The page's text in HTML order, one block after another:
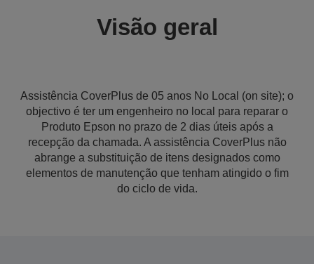
Visão geral
Assistência CoverPlus de 05 anos No Local (on site); o
objectivo é ter um engenheiro no local para reparar o
Produto Epson no prazo de 2 dias úteis após a
recepção da chamada. A assistência CoverPlus não
abrange a substituição de itens designados como
elementos de manutenção que tenham atingido o fim
do ciclo de vida.